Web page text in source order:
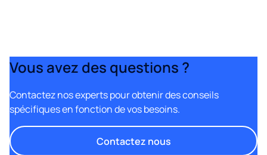
Vous avez des questions ?
Contactez nos experts pour obtenir des conseils
spécifiques en fonction de vos besoins.
Contactez nous